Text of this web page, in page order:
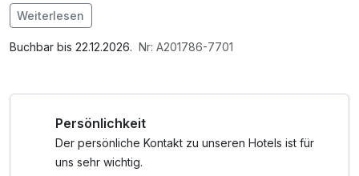
lokale Spezialitäten probieren oder historische Stätten
besuchen möchten – die Eifel hat für jeden Geschmack
etwas zu bieten.
Im Angebot enthalten
1 Flasche Mineralwasser, Saunabenutzung, Saunatuch,
öffentl. Nahverkehr, Tageszeitung, Badetasche mit
Bademantel und -tücher
Weiterlesen
Buchbar bis 22.12.2026. Nr: A201786-7701
Persönlichkeit
Der persönliche Kontakt zu unseren Hotels ist für
uns sehr wichtig.